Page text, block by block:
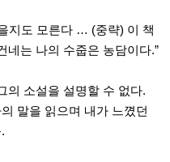
지도 모른다 … (중략) 이 책
네는 나의 수줍은 농담이다.”
의 소설을 설명할 수 없다.
말을 읽으며 내가 느꼈던